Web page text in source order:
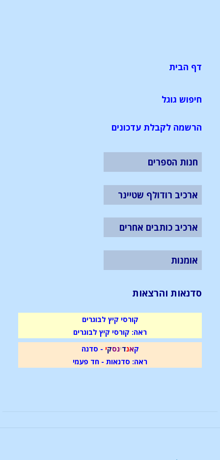
דף הבית
חיפוש גוגל
הרשמה לקבלת עדכונים
חנות הספרים
ארכיב רודולף שטיינר
ארכיב כותבים אחרים
אומנות
סדנאות והרצאות
קורסי קיץ לבוגרים
ראה: קורסי קיץ לבוגרים
קאנדינסקי - סדנה
ראה: סדנאות - חד פעמי